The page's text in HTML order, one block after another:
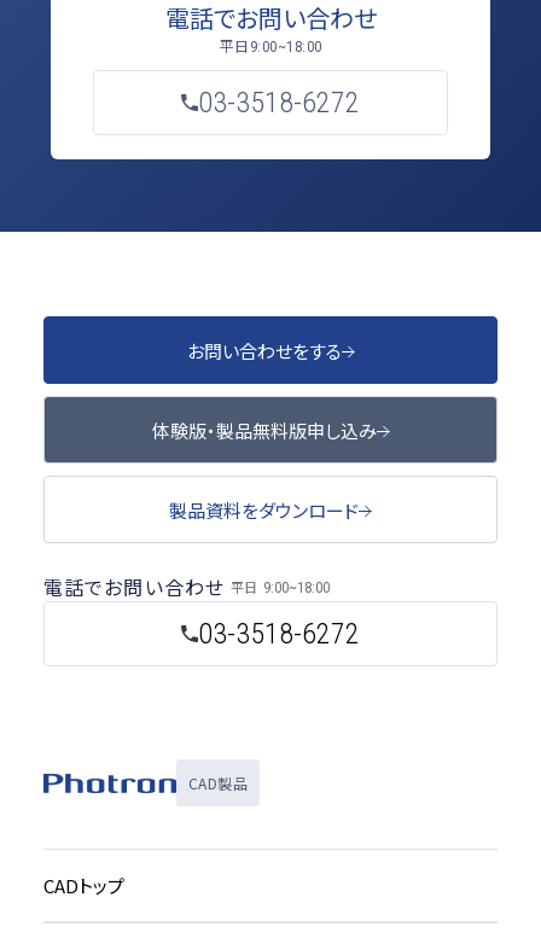
電話でお問い合わせ
平日 9:00~18:00
03-3518-6272
お問い合わせをする
体験版・製品無料版申し込み
製品資料をダウンロード
03-3518-6272
電話でお問い合わせ 平日 9:00~18:00
CAD製品
CADトップ